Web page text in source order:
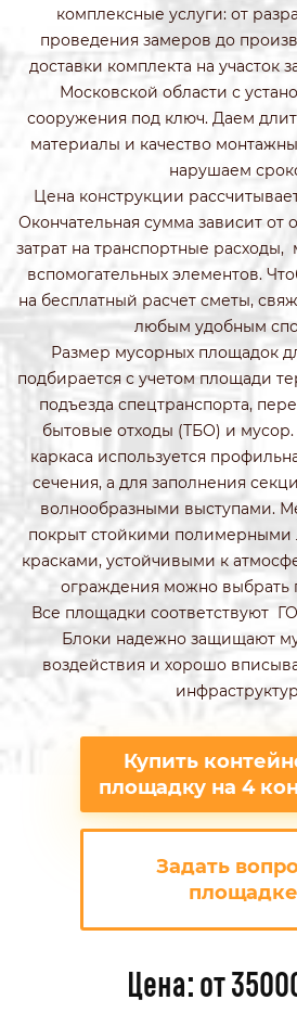
комплексные услуги: от
проведения замеров до
доставки комплекта на участок
Московской области с
сооружения под ключ. Даем
материалы и качество
нарушаем
Цена конструкции
Окончательная сумма зависит от
затрат на транспортные
вспомогательных элементов.
на бесплатный расчет сметы,
любым удобным
Размер мусорных площадок
подбирается с учетом площади
подъезда спецтранспорта,
бытовые отходы (ТБО) и мусор.
каркаса используется
сечения, а для заполнения
волнообразными выступами.
покрыт стойкими
красками, устойчивыми к
ограждения можно выбрать
Все площадки соответствуют
Блоки надежно защищают
воздействия и хорошо
Купить
площадку на 4
Задать
площадке
Цена: от